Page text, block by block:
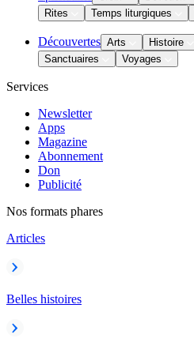
Rites
Temps liturgiques
Découvertes Arts Histoire
Sanctuaires
Voyages
Services
Newsletter
Apps
Magazine
Abonnement
Don
Publicité
Nos formats phares
Articles
Belles histoires